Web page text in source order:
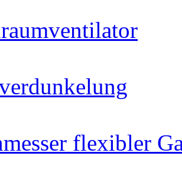
flexibler